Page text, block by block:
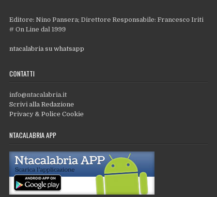
Editore: Nino Pansera; Direttore Responsabile: Francesco Iriti
# On Line dal 1999
ntacalabria su whatsapp
CONTATTI
info@ntacalabria.it
Scrivi alla Redazione
Privacy & Police Cookie
NTACALABRIA APP